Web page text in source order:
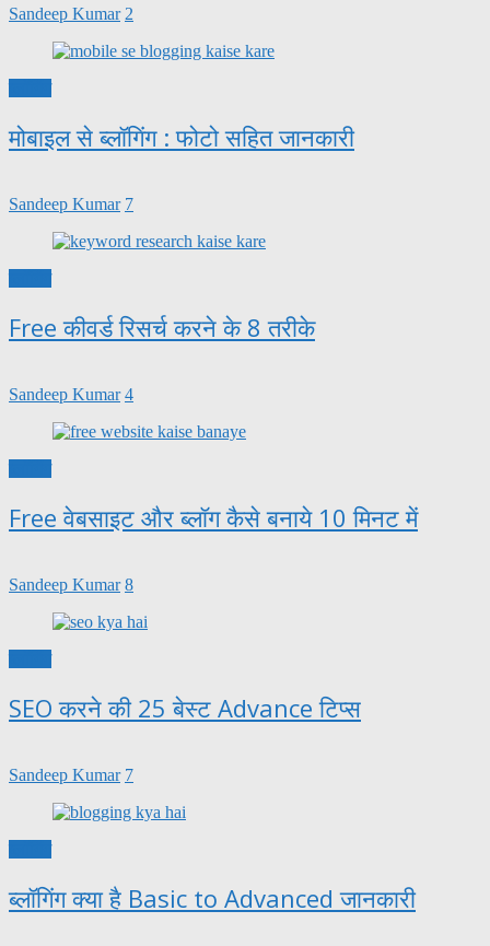
Sandeep Kumar 2
मोबाइल से ब्लॉगिंग : फोटो सहित जानकारी
Sandeep Kumar 7
Free कीवर्ड रिसर्च करने के 8 तरीके
Sandeep Kumar 4
Free वेबसाइट और ब्लॉग कैसे बनाये 10 मिनट में
Sandeep Kumar 8
SEO करने की 25 बेस्ट Advance टिप्स
Sandeep Kumar 7
ब्लॉगिंग क्या है Basic to Advanced जानकारी